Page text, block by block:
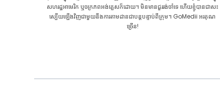
ព្យាបាល។ យើងបានធ្វើការជ្រើសរើសត្រឹមត្រូវក្នុងការជ្រើសរើស GoMedii ។ ពួកគេ
សូម្បីតែបន្ទាប់ពីការព្យាបាលរក្សាទំនាក់ទំនងដ៏ល្អជាមួយយើង